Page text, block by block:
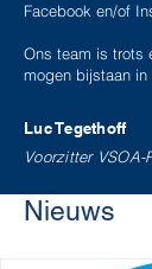
Facebook en/of
Ons team is trots
mogen bijstaan in
Luc Tegethoff
Voorzitter VSOA-
Nieuws